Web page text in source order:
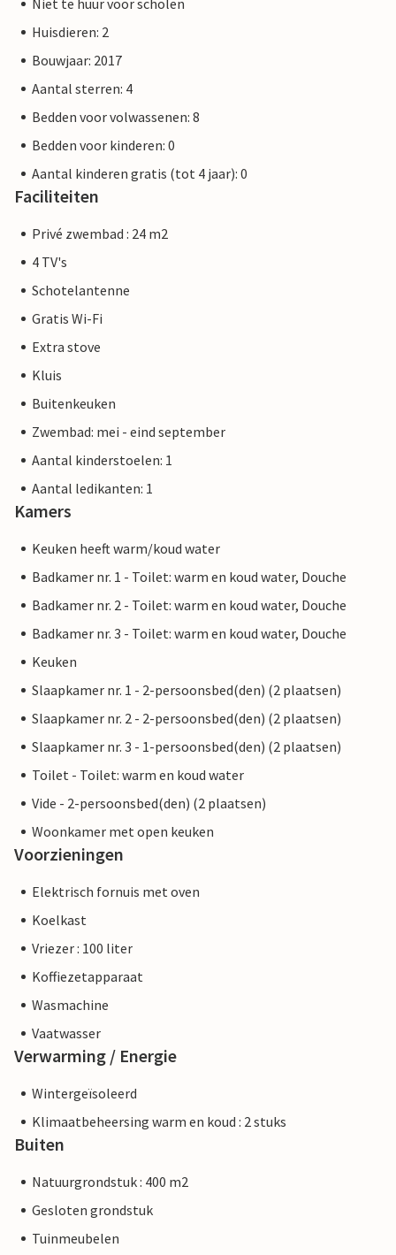
Niet te huur voor scholen
Huisdieren: 2
Bouwjaar: 2017
Aantal sterren: 4
Bedden voor volwassenen: 8
Bedden voor kinderen: 0
Aantal kinderen gratis (tot 4 jaar): 0
Faciliteiten
Privé zwembad : 24 m2
4 TV's
Schotelantenne
Gratis Wi-Fi
Extra stove
Kluis
Buitenkeuken
Zwembad: mei - eind september
Aantal kinderstoelen: 1
Aantal ledikanten: 1
Kamers
Keuken heeft warm/koud water
Badkamer nr. 1 - Toilet: warm en koud water, Douche
Badkamer nr. 2 - Toilet: warm en koud water, Douche
Badkamer nr. 3 - Toilet: warm en koud water, Douche
Keuken
Slaapkamer nr. 1 - 2-persoonsbed(den) (2 plaatsen)
Slaapkamer nr. 2 - 2-persoonsbed(den) (2 plaatsen)
Slaapkamer nr. 3 - 1-persoonsbed(den) (2 plaatsen)
Toilet - Toilet: warm en koud water
Vide - 2-persoonsbed(den) (2 plaatsen)
Woonkamer met open keuken
Voorzieningen
Elektrisch fornuis met oven
Koelkast
Vriezer : 100 liter
Koffiezetapparaat
Wasmachine
Vaatwasser
Verwarming / Energie
Wintergeïsoleerd
Klimaatbeheersing warm en koud : 2 stuks
Buiten
Natuurgrondstuk : 400 m2
Gesloten grondstuk
Tuinmeubelen